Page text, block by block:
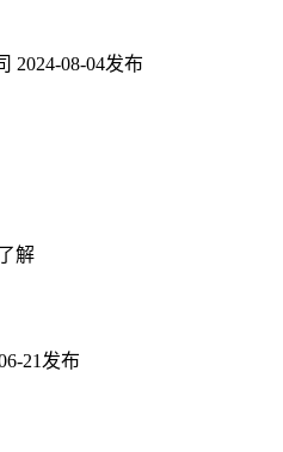
2024-08-04发布
解
21发布